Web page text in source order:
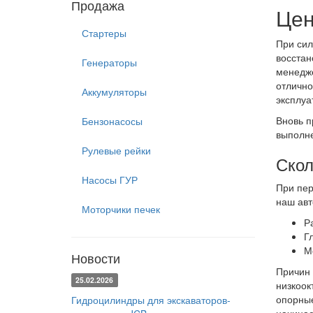
Продажа
Стартеры
Генераторы
Аккумуляторы
Бензонасосы
Рулевые рейки
Насосы ГУР
Моторчики печек
Новости
25.02.2026
Гидроцилиндры для экскаваторов-
При
Вновь
При
наш
Причин